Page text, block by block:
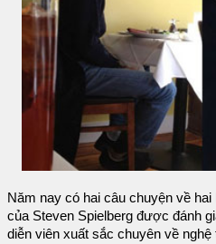
Năm nay có hai câu chuyện về
của Steven Spielberg được đánh
diễn viên xuất sắc chuyên về